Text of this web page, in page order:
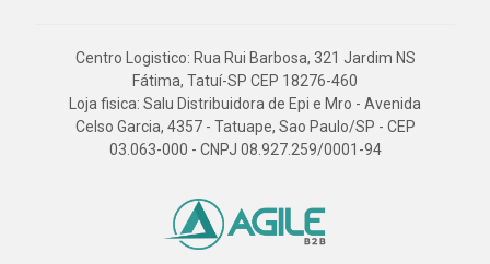
Centro Logistico: Rua Rui Barbosa, 321 Jardim NS
Fátima, Tatuí-SP CEP 18276-460
Loja fisica: Salu Distribuidora de Epi e Mro - Avenida
Celso Garcia, 4357 - Tatuape, Sao Paulo/SP - CEP
03.063-000 - CNPJ 08.927.259/0001-94